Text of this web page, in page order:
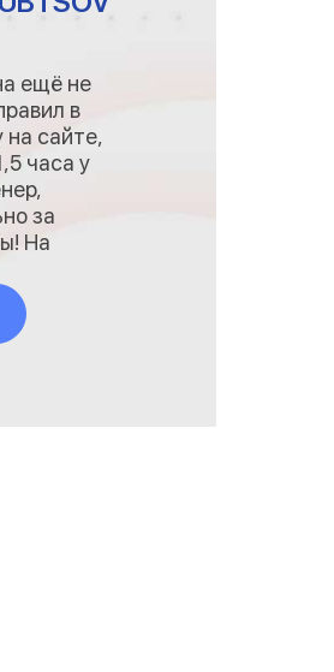
ещё не
в
на сайте,
часа у
за
На
на
так